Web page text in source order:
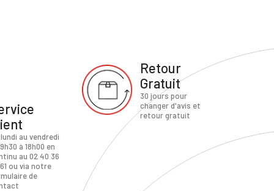
au vendredi
à 18h00 en
au 02 40 36
ou via notre
de
Retour
Gratuit
30 jours pour
changer d'avis et
retour gratuit